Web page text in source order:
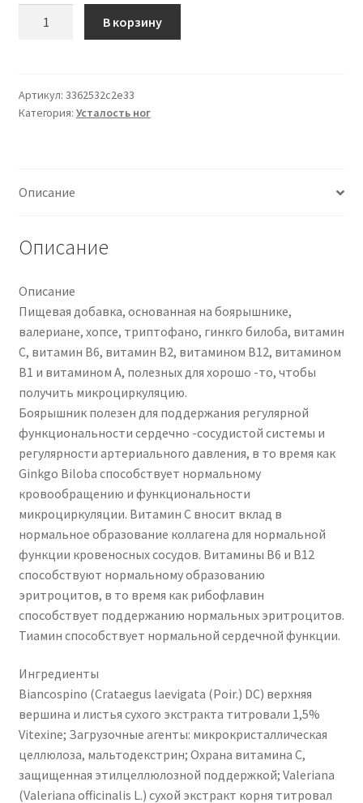
30
COMPRESSE
В корзину
Артикул: 3362532c2e33
Категория: Усталость ног
Описание
Описание
Описание
Пищевая добавка, основанная на боярышнике,
валериане, хопсе, триптофано, гинкго билоба, витамин
С, витамин В6, витамин В2, витамином В12, витамином
В1 и витамином А, полезных для хорошо -то, чтобы
получить микроциркуляцию.
Боярышник полезен для поддержания регулярной
функциональности сердечно -сосудистой системы и
регулярности артериального давления, в то время как
Ginkgo Biloba способствует нормальному
кровообращению и функциональности
микроциркуляции. Витамин С вносит вклад в
нормальное образование коллагена для нормальной
функции кровеносных сосудов. Витамины B6 и B12
способствуют нормальному образованию
эритроцитов, в то время как рибофлавин
способствует поддержанию нормальных эритроцитов.
Тиамин способствует нормальной сердечной функции.
Ингредиенты
Biancospino (Crataegus laevigata (Poir.) DC) верхняя
вершина и листья сухого экстракта титровали 1,5%
Vitexine; Загрузочные агенты: микрокристаллическая
целлюлоза, мальтодекстрин; Охрана витамина С,
защищенная этилцеллюлозной поддержкой; Valeriana
(Valeriana officinalis L.) сухой экстракт корня титровал